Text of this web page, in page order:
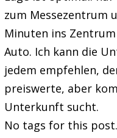
zum Messezentrum
Minuten ins
Auto. Ich kann die
jedem empfehlen,
preiswerte, aber
Unterkunft sucht.
No tags for this post.